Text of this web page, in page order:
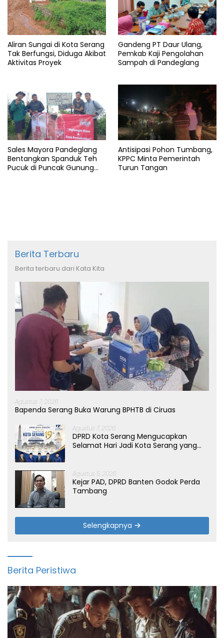
Aliran Sungai di Kota Serang
Tak Berfungsi, Diduga Akibat
Aktivitas Proyek
Gandeng PT Daur Ulang,
Pemkab Kaji Pengolahan
Sampah di Pandeglang
Sales Mayora Pandeglang
Bentangkan Spanduk Teh
Pucuk di Puncak Gunung
Antisipasi Pohon Tumbang,
KPPC Minta Pemerintah
Turun Tangan
Berita Terbaru
Berita terbaru dari Kata Kita
Agustus 7, 2026
Bapenda Serang Buka Warung BPHTB di Ciruas
Agustus 7, 2026
DPRD Kota Serang Mengucapkan
Selamat Hari Jadi Kota Serang yang
Agustus 5, 2026
Kejar PAD, DPRD Banten Godok Perda
Tambang
Selengkapnya
Berita Peristiwa